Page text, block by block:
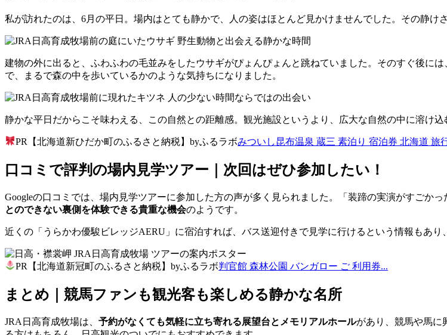
私が訪れたのは、6月の平日。場内はとても静かで、人の姿はほとんど見かけませんでした。その静け
建物の外に出ると、ふわふわの毛並みをしたウサギがぴょんぴょんと跳ねていました。そのすぐ後に
で、まるで森の中を歩いているかのような気持ちになりました。
静かな平日だからこそ味わえる、この自然との距離感。観光施設というより、広大な自然の中に溶け
PR【北海道新ひだか町のふるさと納税】byふるラボみついし昆布温泉 蔵三 素泊り 宿泊券 北海道 旅
口コミで評判の場内見学ツアー｜次回はぜひ参加したい！
Googleの口コミでは、場内見学ツアーに参加した方の声が多く見られました。「装蹄の実演がすごか
とのできない裏側を体験できる貴重な機会のようです。
近くの「うらかわ優駿ビレッジAERU」に宿泊すれば、バス送迎付きで見学に行けるという情報もあり
PR【北海道新冠町のふるさと納税】byふるラボ判官館 森林公園 バンガロー ご 利用券...
まとめ｜競馬ファンも観光客も楽しめる静かな名所
JRA日高育成牧場は、 予約がなくても気軽に立ち寄れる展望台とメモリアルホールがあり、競馬や馬に